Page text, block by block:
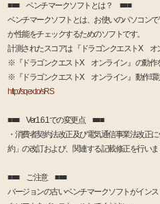
■■■ ベンチマークソフトとは？ ■■■
ベンチマークソフトとは、お使いのパソコン
か性能をチェックするためのソフトです。
計測されたスコアは 『ドラゴンクエストX オ
※『ドラゴンクエストX オンライン』 の動作
※『ドラゴンクエストX オンライン』 動作環
http://sqex.to/sRS
■■■ Ver.1.6.1での変更点 ■■■
・消費者契約法改正及び電気通信事業法改正
約」の改訂および、関連する記載修正を行いま
■■■ ご注意 ■■■
バージョンの古いベンチマークソフトがイン